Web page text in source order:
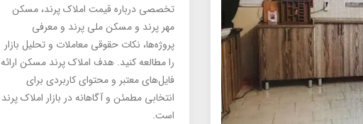
تخصصی درباره قیمت املاک پرند، مسکن
مهر پرند و مسکن ملی پرند و معرفی
پروژه‌ها، نکات حقوقی معاملات و تحلیل بازار
را مطالعه کنید. هدف املاک پرند مسکن ارائه
فایل‌های معتبر و محتوای کاربردی برای
انتخابی مطمئن و آگاهانه در بازار املاک پرند
است.